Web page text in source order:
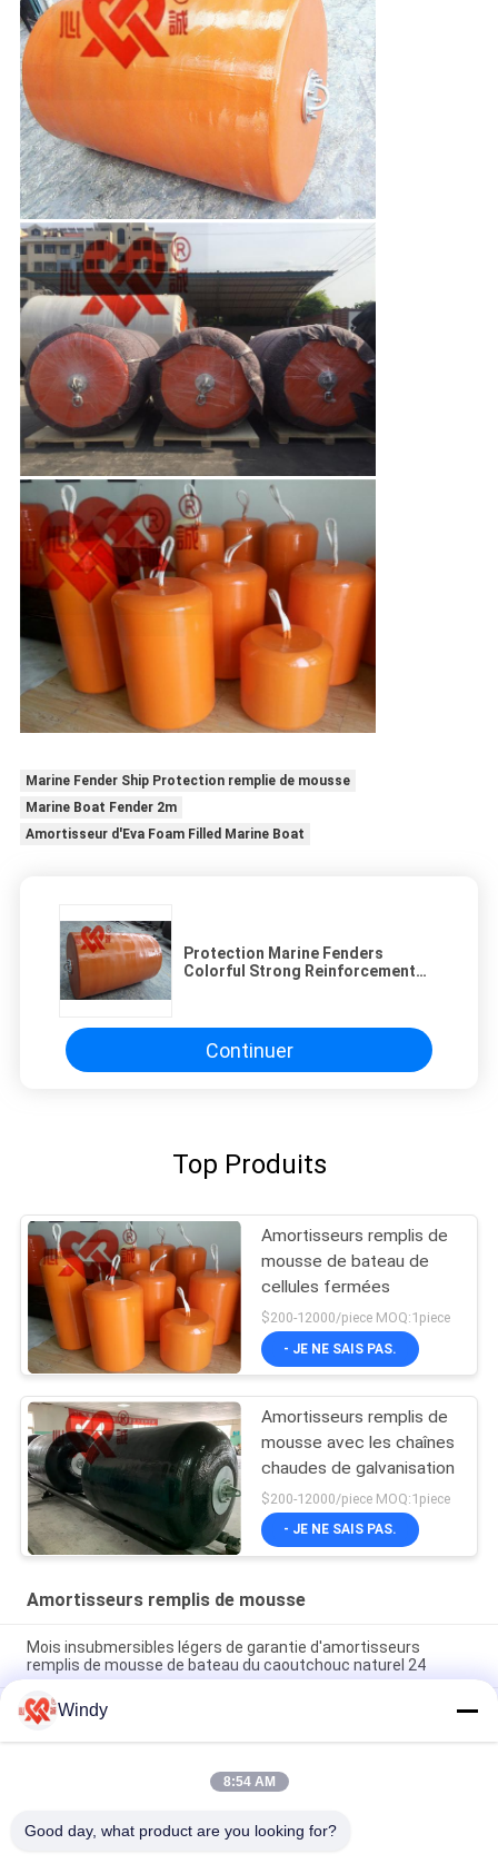
Marine Fender Ship Protection remplie de mousse
Marine Boat Fender 2m
Amortisseur d'Eva Foam Filled Marine Boat
Protection Marine Fenders
Colorful Strong Reinforcement
Continuer
Top Produits
Amortisseurs remplis de
mousse de bateau de
cellules fermées
$200-12000/piece MOQ:1piece
- JE NE SAIS PAS.
Amortisseurs remplis de
mousse avec les chaînes
chaudes de galvanisation
$200-12000/piece MOQ:1piece
- JE NE SAIS PAS.
Amortisseurs remplis de mousse
Mois insubmersibles légers de garantie d'amortisseurs
remplis de mousse de bateau du caoutchouc naturel 24
L'OIN a délivré un certificat performance insubmersible qui
absorbe l'énergie d'amortisseurs remplis de mousse la haute
longueur remplie de mousse des amortisseurs 3.5m de
polyéthylène de diamètre de 2.0m pour des bateaux de
Windy
8:54 AM
Good day, what product are you looking for?